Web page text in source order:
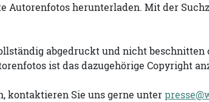
Autorenfotos herunterladen. Mit der
abgedruckt und nicht beschnitten
ist das dazugehörige Copyright
kontaktieren Sie uns gerne unter